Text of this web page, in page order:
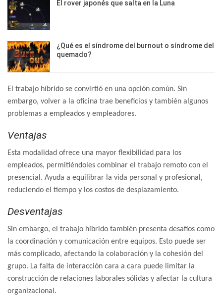
El rover japonés que salta en la Luna
¿Qué es el síndrome del burnout o síndrome del
quemado?
El trabajo híbrido se convirtió en una opción común. Sin
embargo, volver a la oficina trae beneficios y también algunos
problemas a empleados y empleadores.
Ventajas
Esta modalidad ofrece una mayor flexibilidad para los
empleados, permitiéndoles combinar el trabajo remoto con el
presencial. Ayuda a equilibrar la vida personal y profesional,
reduciendo el tiempo y los costos de desplazamiento.
Desventajas
Sin embargo, el trabajo híbrido también presenta desafíos como
la coordinación y comunicación entre equipos. Esto puede ser
más complicado, afectando la colaboración y la cohesión del
grupo. La falta de interacción cara a cara puede limitar la
construcción de relaciones laborales sólidas y afectar la cultura
organizacional.